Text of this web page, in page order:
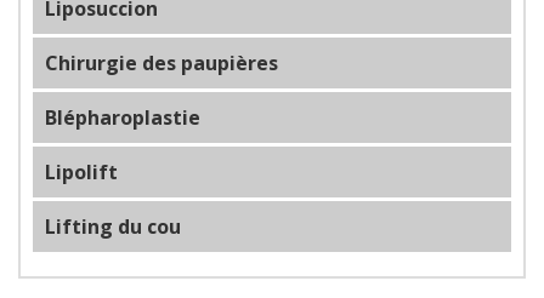
Liposuccion
Chirurgie des paupières
Blépharoplastie
Lipolift
Lifting du cou